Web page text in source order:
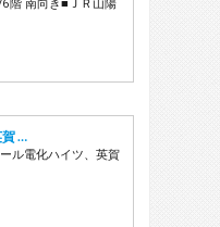
賀 …
ル電化ハイツ、英賀